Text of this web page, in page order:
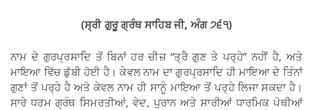
(ਸ੍ਰੀ ਗੁਰੂ ਗ੍ਰੰਥ ਸਾਹਿਬ ਜੀ, ਅੰਗ ੭੬੧)
ਨਾਮ ਦੇ ਗੁਰਪ੍ਰਸਾਦਿ ਤੋਂ ਬਿਨਾਂ ਹਰ ਚੀਜ਼ “ਤ੍ਰੈ ਗੁਣ ਤੇ ਪਰ੍ਹੇ” ਨਹੀਂ ਹੈ, ਅਤੇ
ਮਾਇਆ ਵਿੱਚ ਡੁੱਬੀ ਹੋਈ ਹੈ। ਕੇਵਲ ਨਾਮ ਦਾ ਗੁਰਪ੍ਰਸਾਦਿ ਹੀ ਮਾਇਆ ਦੇ ਤਿੰਨਾਂ
ਗੁਣਾਂ ਤੋਂ ਪਰ੍ਹੇ ਹੈ ਅਤੇ ਕੇਵਲ ਨਾਮ ਹੀ ਸਾਨੂੰ ਮਾਇਆ ਤੋਂ ਪਰ੍ਹੇ ਲਿਜਾ ਸਕਦਾ ਹੈ।
ਸਾਰੇ ਧਰਮ ਗ੍ਰੰਥ ਸਿਮਰਤੀਆਂ, ਵੇਦ, ਪੁਰਾਨ ਅਤੇ ਸਾਰੀਆਂ ਧਾਰਮਿਕ ਪੋਥੀਆਂ